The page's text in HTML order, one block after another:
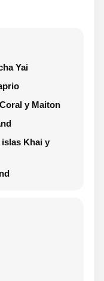
Yai
y Maiton
Khai y